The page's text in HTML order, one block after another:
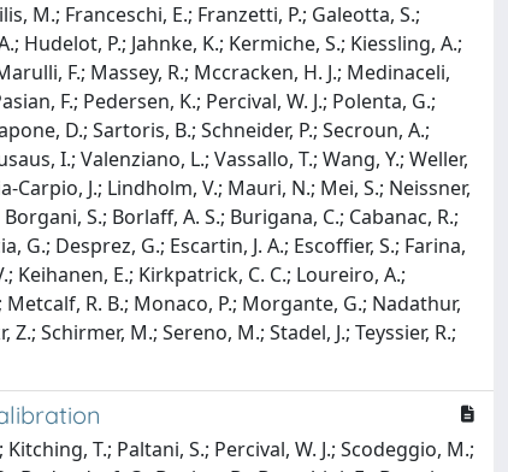
M.; Franceschi, E.; Franzetti, P.; Galeotta, S.;
Hudelot, P.; Jahnke, K.; Kermiche, S.; Kiessling, A.;
F.; Massey, R.; Mccracken, H. J.; Medinaceli,
F.; Pedersen, K.; Percival, W. J.; Polenta, G.;
D.; Sartoris, B.; Schneider, P.; Secroun, A.;
I.; Valenziano, L.; Vassallo, T.; Wang, Y.; Weller,
Carpio, J.; Lindholm, V.; Mauri, N.; Mei, S.; Neissner,
S.; Borlaff, A. S.; Burigana, C.; Cabanac, R.;
G.; Desprez, G.; Escartin, J. A.; Escoffier, S.; Farina,
Keihanen, E.; Kirkpatrick, C. C.; Loureiro, A.;
R. B.; Monaco, P.; Morgante, G.; Nadathur,
Schirmer, M.; Sereno, M.; Stadel, J.; Teyssier, R.;
T.; Paltani, S.; Percival, W. J.; Scodeggio, M.;